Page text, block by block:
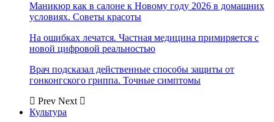
Маникюр как в салоне к Новому году 2026 в домашних
условиях. Советы красоты
На ошибках лечатся. Частная медицина примиряется с
новой цифровой реальностью
Врач подсказал действенные способы защиты от
гонконгского гриппа. Точные симптомы
Prev Next
Культура